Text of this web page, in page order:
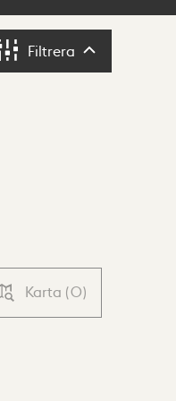
Filtrera Filtrera
Karta (0)